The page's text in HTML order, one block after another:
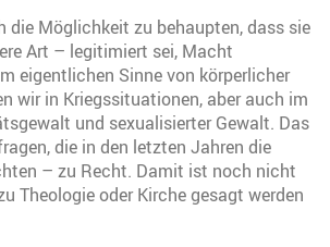
die Möglichkeit zu behaupten, dass sie
Art – legitimiert sei, Macht
eigentlichen Sinne von körperlicher
wir in Kriegssituationen, aber auch im
und sexualisierter Gewalt. Das
die in den letzten Jahren die
– zu Recht. Damit ist noch nicht
Theologie oder Kirche gesagt werden